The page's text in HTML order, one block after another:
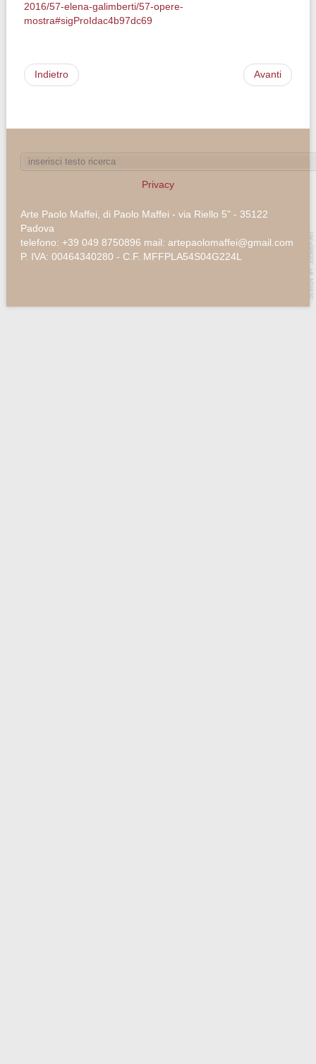
2016/57-elena-galimberti/57-opere-
mostra#sigProIdac4b97dc69
Indietro Avanti
Privacy
Arte Paolo Maffei, di Paolo Maffei - via Riello 5" - 35122
Padova
telefono: +39 049 8750896 mail: artepaolomaffei@gmail.com
P. IVA: 00464340280 - C.F. MFFPLA54S04G224L